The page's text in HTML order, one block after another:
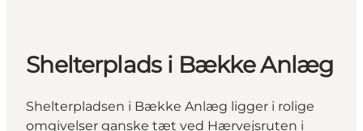
Shelterplads i Bække Anlæg
Shelterpladsen i Bække Anlæg ligger i rolige
omgivelser ganske tæt ved Hærvejsruten i